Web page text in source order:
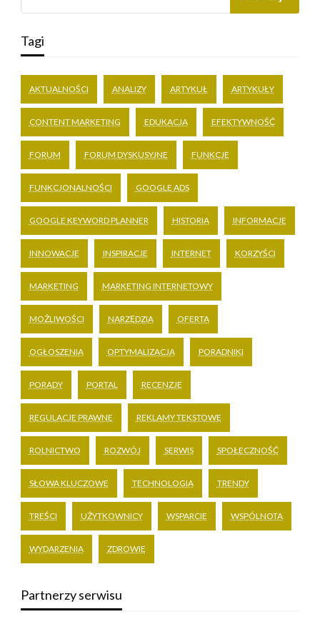
Tagi
AKTUALNOŚCI ANALIZY ARTYKUŁ ARTYKUŁY
CONTENT MARKETING EDUKACJA EFEKTYWNOŚĆ
FORUM FORUM DYSKUSYJNE FUNKCJE
FUNKCJONALNOŚCI GOOGLE ADS
GOOGLE KEYWORD PLANNER HISTORIA INFORMACJE
INNOWACJE INSPIRACJE INTERNET KORZYŚCI
MARKETING MARKETING INTERNETOWY
MOŻLIWOŚCI NARZĘDZIA OFERTA
OGŁOSZENIA OPTYMALIZACJA PORADNIKI
PORADY PORTAL RECENZJE
REGULACJE PRAWNE REKLAMY TEKSTOWE
ROLNICTWO ROZWÓJ SERWIS SPOŁECZNOŚĆ
SŁOWA KLUCZOWE TECHNOLOGIA TRENDY
TREŚCI UŻYTKOWNICY WSPARCIE WSPÓLNOTA
WYDARZENIA ZDROWIE
Partnerzy serwisu